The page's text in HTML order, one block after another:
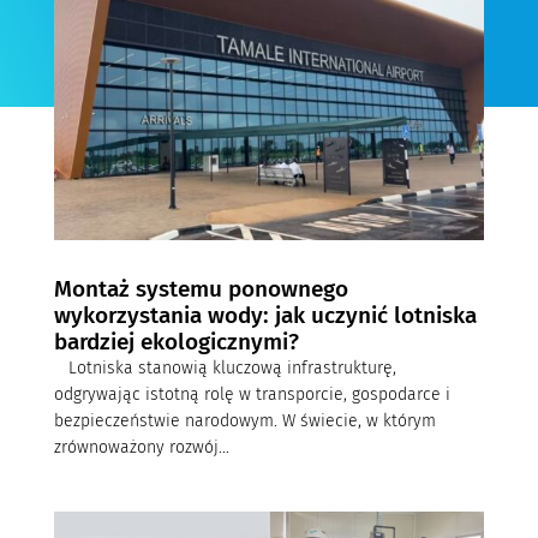
Montaż systemu ponownego
wykorzystania wody: jak uczynić lotniska
bardziej ekologicznymi?
Lotniska stanowią kluczową infrastrukturę,
odgrywając istotną rolę w transporcie, gospodarce i
bezpieczeństwie narodowym. W świecie, w którym
zrównoważony rozwój...